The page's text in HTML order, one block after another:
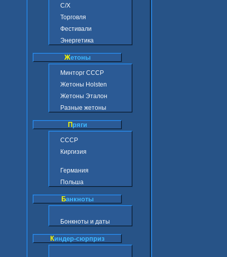
С/Х
Торговля
Фестивали
Энергетика
Жетоны
Минторг СССР
Жетоны Holsten
Жетоны Эталон
Разные жетоны
П ряги
СССР
Киргизия
Германия
Польша
Банкноты
Бонкноты и даты
Киндер-сюрприз